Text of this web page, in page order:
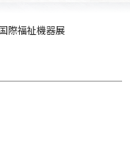
際福祉機器展